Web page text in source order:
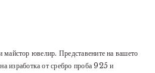
ювелир. Представените на вашето
изработка от сребро проба 925 и